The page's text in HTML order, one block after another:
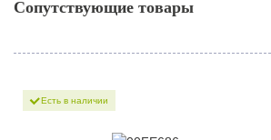
Сопутствующие товары
Есть в наличии